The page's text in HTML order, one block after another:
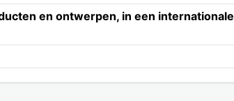
en ontwerpen, in een